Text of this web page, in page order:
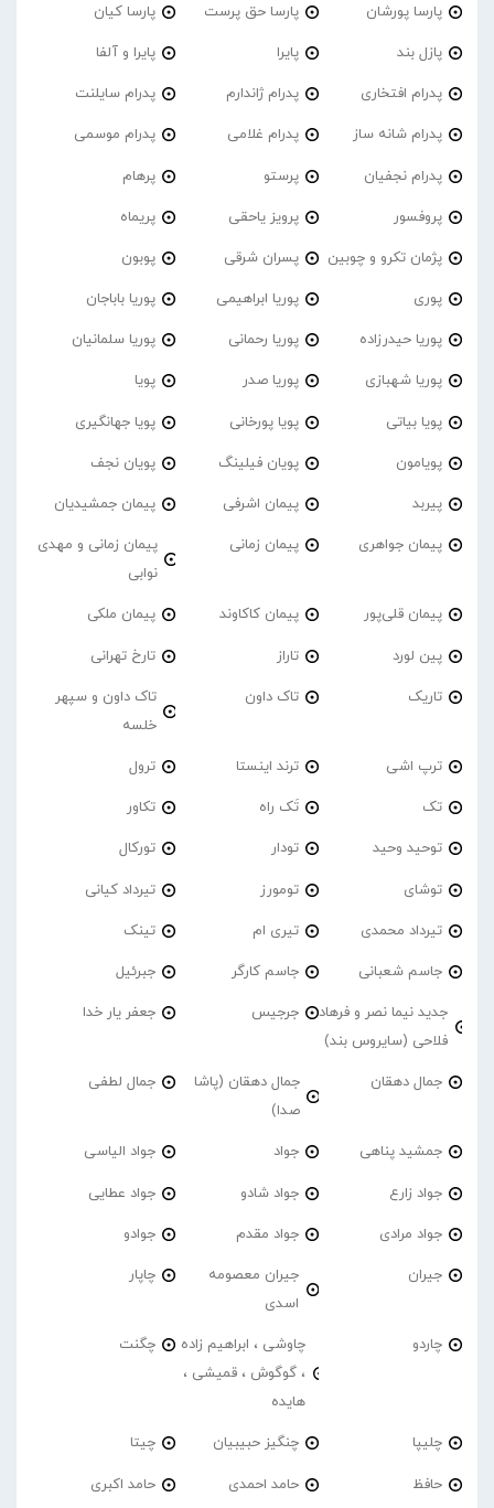
پارسا پورشان پارسا حق پرست پارسا کیان
پازل بند پایرا پایرا و آلفا
پدرام افتخاری پدرام ژاندارم پدرام‌ سایلنت
پدرام شانه ساز پدرام غلامی پدرام موسمی
پدرام نجفیان پرستو پرهام
پروفسور پرویز یاحقی پریماه
پژمان تکرو و چوبین پسران شرقی پوبون
پوری پوریا ابراهیمی پوریا باباجان
پوریا حیدرزاده پوریا رحمانی پوریا سلمانیان
پوریا شهبازی پوریا صدر پویا
پویا بیاتی پویا پورخانی پویا جهانگیری
پویامون پویان فیلینگ پویان نجف
پیربد پیمان اشرفی پیمان جمشیدیان
پیمان جواهری پیمان زمانی
پیمان زمانی و مهدی
نوابی
پیمان قلی‌پور پیمان کاکاوند پیمان ملکی
پین لورد تاراز تارخ تهرانی
تاریک تاک داون
تاک داون و سپهر
خلسه
ترپ اشی ترند اینستا ترول
تک تَک راه تکاور
توحید وحید تودار تورکال
توشای تومورز تیرداد کیانی
تیرداد محمدی تیری ام تینک
جاسم شعبانی جاسم کارگر جبرئیل
جدید نیما نصر و فرهاد
فلاحی (سایروس بند)
جرجیس جعفر یار خدا
جمال دهقان
جمال دهقان (پاشا
صدا)
جمال لطفی
جمشید پناهی جواد جواد الیاسی
جواد زارع جواد شادو جواد عطایی
جواد مرادی جواد مقدم جوادو
جیران
جیران معصومه
اسدی
چاپار
چاردو
چاوشی ، ابراهیم زاده
، گوگوش ، قمیشی ،
هایده
چگنت
چلیپا چنگیز حبیبیان چیتا
حافظ حامد احمدی حامد اکبری